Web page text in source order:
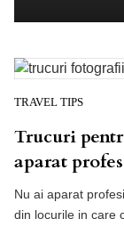
TRAVEL TIPS
Trucuri
aparat
Nu ai aparat
din locurile in care